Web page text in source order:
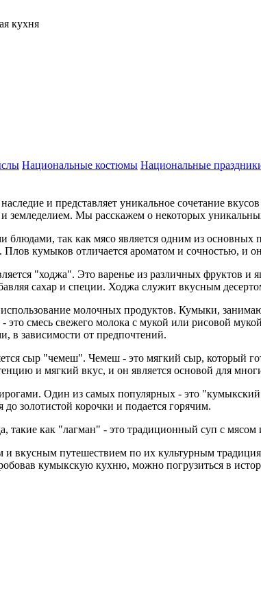
кухня
Национальные костюмы Национальные
и представляет уникальное сочетание
земледелием. Мы расскажем о некоторых
блюдами, так как мясо является одним из
кумыков отличается ароматом и сочностью, и
"ходжа". Это варенье из различных фруктов и
сахар и специи. Ходжа служит вкусным
молочных продуктов. Кумыки,
это смесь свежего молока с мукой или рисовой
в зависимости от предпочтений.
сыр "чемеш". Чемеш - это мягкий сыр, который
и мягкий вкус, и он является основой для
Один из самых популярных - это "кумыкский
золотистой корочки и подается горячим.
такие как "лагман" - это традиционный суп с
вкусным путешествием по их культурным
кумыкскую кухню, можно погрузиться в